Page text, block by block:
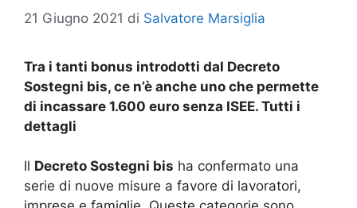
21 Giugno 2021 di Salvatore Marsiglia
Tra i tanti bonus introdotti dal Decreto
Sostegni bis, ce n’è anche uno che permette
di incassare 1.600 euro senza ISEE. Tutti i
dettagli
Il Decreto Sostegni bis ha confermato una
serie di nuove misure a favore di lavoratori,